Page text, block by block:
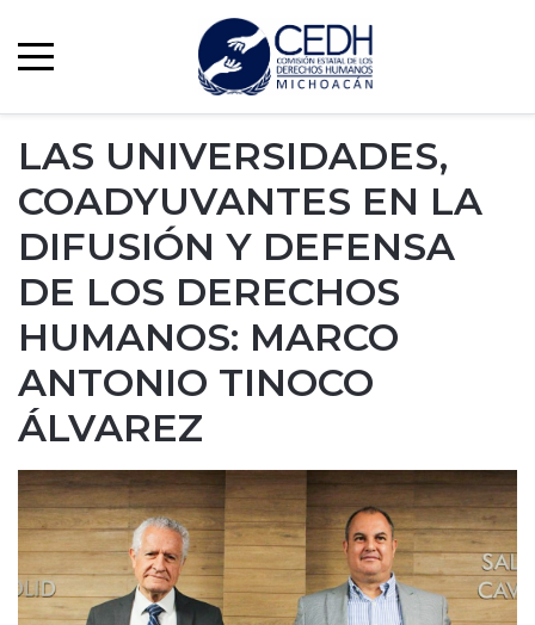
LAS UNIVERSIDADES,
COADYUVANTES EN LA
DIFUSIÓN Y DEFENSA
DE LOS DERECHOS
HUMANOS: MARCO
ANTONIO TINOCO
ÁLVAREZ